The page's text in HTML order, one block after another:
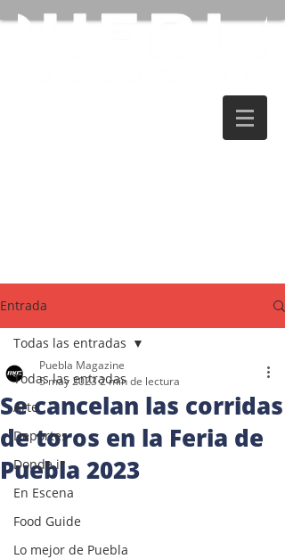
Entrada
Todas las entradas
Arte
Deportes
Donde ir
En Escena
Food Guide
Lo mejor de Puebla
Todas las entradas
Se cancelan las corridas
de toros en la Feria de
Puebla 2023
Puebla Magazine
5 may 20232 min de lectura